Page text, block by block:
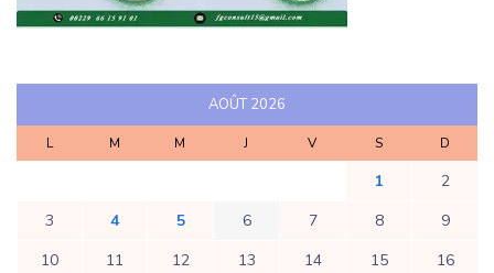
AOÛT 2026
L M M J V S D
1
2
3
4 5 6 7 8
9
10
11 12 13 14 15
16